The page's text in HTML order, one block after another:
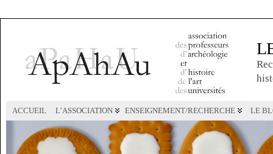
ACCUEIL L’ASSOCIATION ENSEIGNEMENT/RECHERCHE LE